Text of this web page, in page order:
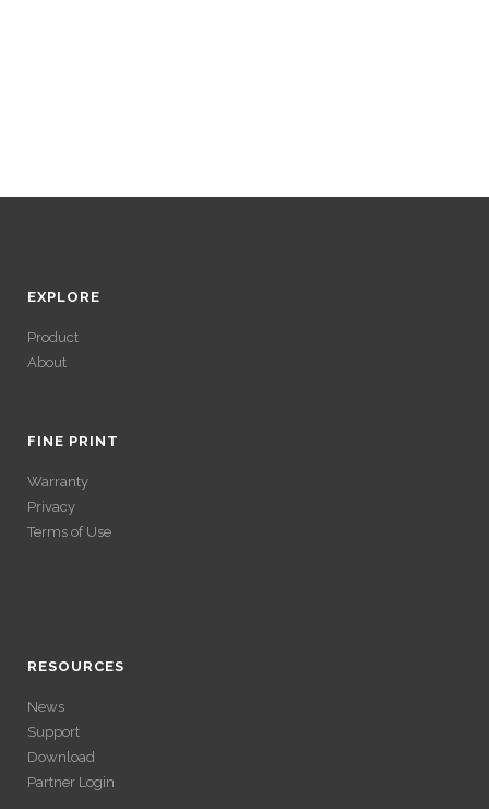
EXPLORE
Product
About
GAINS SANS
VÉRIFICATION
FINE PRINT
Warranty
Privacy
Terms of Use
GAINS SANS
VÉRIFICATION
LONGUE
Avec un , vous pouvez retirer vos gains plus rapidement. Certaines
GAINS SANS
VÉRIFICATION
LONGUE
RESOURCES
News
Support
Download
Partner Login